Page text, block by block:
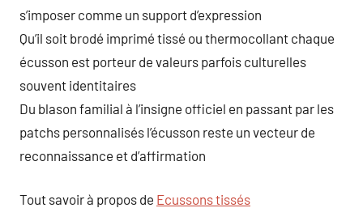
s’imposer comme un support d’expression
Qu’il soit brodé imprimé tissé ou thermocollant chaque
écusson est porteur de valeurs parfois culturelles
souvent identitaires
Du blason familial à l’insigne officiel en passant par les
patchs personnalisés l’écusson reste un vecteur de
reconnaissance et d’affirmation
Tout savoir à propos de Ecussons tissés